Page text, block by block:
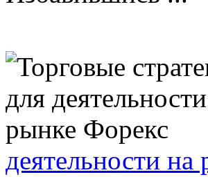
деятельности